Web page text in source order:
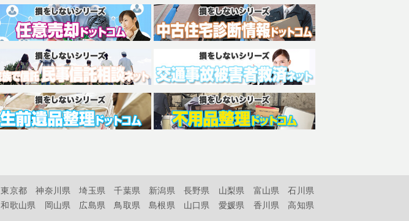
東京都 神奈川県 埼玉県 千葉県 新潟県 長野県 山梨県 富山県
石川県
和歌山県 岡山県 広島県 鳥取県 島根県 山口県 愛媛県 香川県
高知県